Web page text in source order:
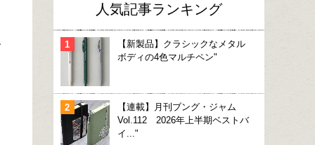
人気記事ランキング
【新製品】クラシックなメタル
ボディの4色マルチペン"
【連載】月刊ブング・ジャム
Vol.112 2026年上半期ベストバ
イ..."